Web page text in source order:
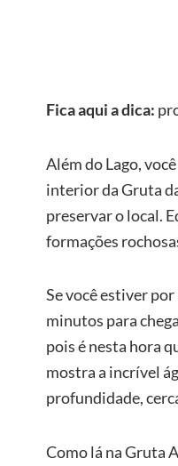
Fica aqui a dica:
Além do Lago,
interior da Gruta
preservar o local.
formações
Se você estiver por
minutos para
pois é nesta hora
mostra a incrível
profundidade,
Como lá na Gruta